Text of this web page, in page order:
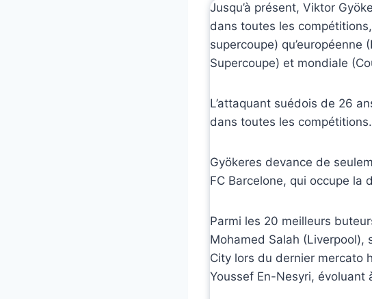
Jusqu’à présent, Viktor
dans toutes les
supercoupe) qu’européenne
Supercoupe) et mondiale
L’attaquant suédois de 26
dans toutes les compétitions.
Gyökeres devance de
FC Barcelone, qui occupe la
Parmi les 20 meilleurs
Mohamed Salah (Liverpool),
City lors du dernier mercato
Youssef En-Nesyri, évoluant